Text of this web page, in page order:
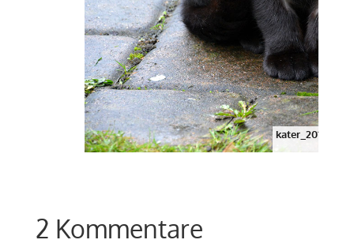
kater_20161211a
2 Kommentare